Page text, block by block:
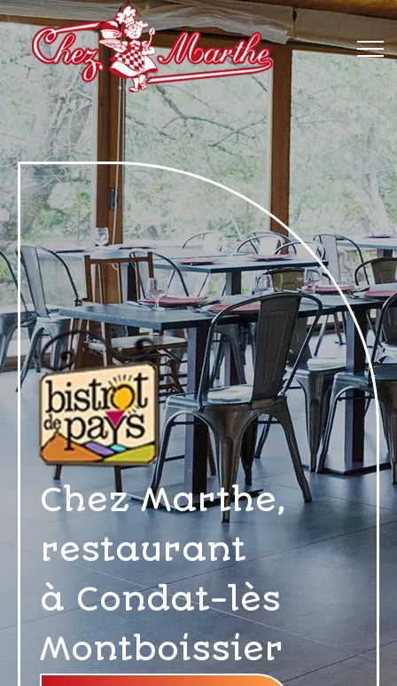
Chez Marthe,
restaurant
à Condat-lès
Montboissier